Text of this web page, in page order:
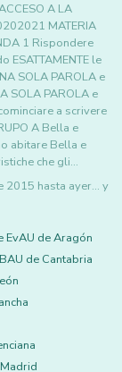
A LA
MATERIA
1 Rispondere
ESATTAMENTE le
SOLA PAROLA e
SOLA PAROLA e
a scrivere
A Bella e
abitare Bella e
che gli…
hasta ayer... y
EvAU de Aragón
de Cantabria